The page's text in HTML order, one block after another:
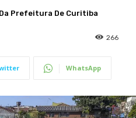
Prefeitura De Curitiba
266
WhatsApp